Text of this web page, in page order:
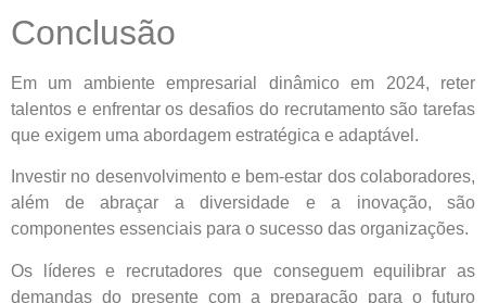
Conclusão
Em um ambiente empresarial dinâmico em 2024, reter
talentos e enfrentar os desafios do recrutamento são tarefas
que exigem uma abordagem estratégica e adaptável.
Investir no desenvolvimento e bem-estar dos colaboradores,
além de abraçar a diversidade e a inovação, são
componentes essenciais para o sucesso das organizações.
Os líderes e recrutadores que conseguem equilibrar as
demandas do presente com a preparação para o futuro